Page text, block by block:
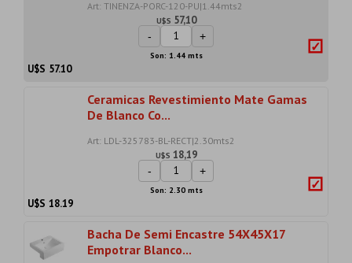
Art: TINENZA-PORC-120-PU|1.44mts2
U$S 57,10
- +
Son: 1.44 mts
U$S 57.10
Ceramicas Revestimiento Mate Gamas
De Blanco Co...
Art: LDL-325783-BL-RECT|2.30mts2
U$S 18,19
- +
Son: 2.30 mts
U$S 18.19
Bacha De Semi Encastre 54X45X17
Empotrar Blanco...